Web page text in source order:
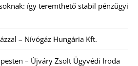
így teremthető stabil pénzügyi
– Nívógáz Hungária Kft.
– Újváry Zsolt Ügyvédi Iroda